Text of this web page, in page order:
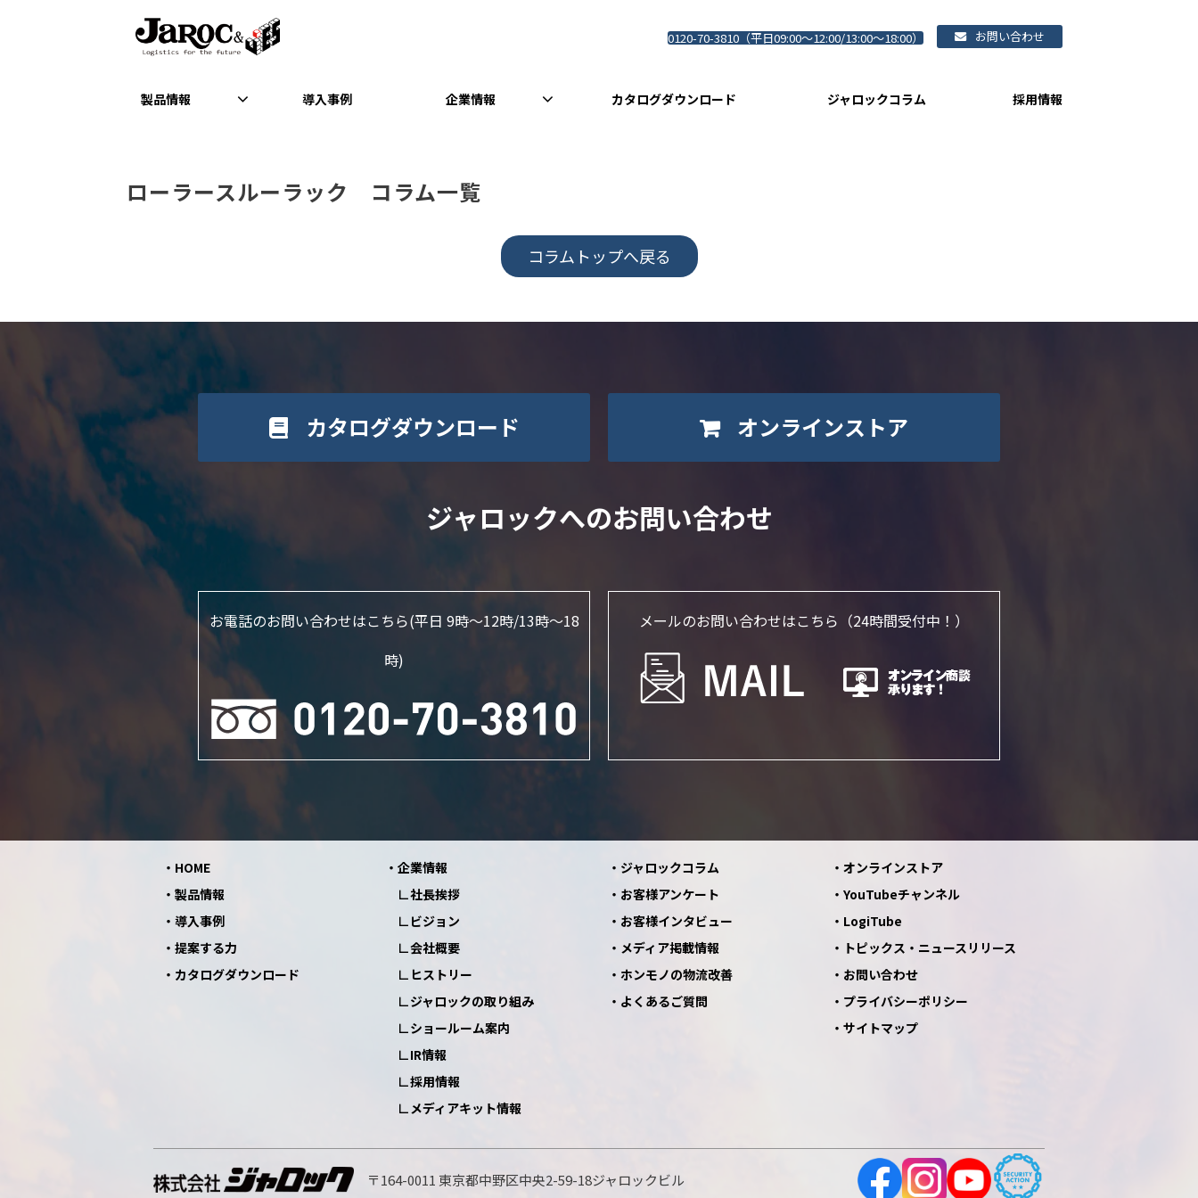
0120-70-3810（平日09:00～12:00/13:00～18:00） お問い合わせ
製品情報 導入事例 企業情報 カタログダウンロード ジャロックコラム 採用情報
ローラースルーラック　コラム一覧
コラムトップへ戻る
カタログダウンロード オンラインストア
ジャロックへのお問い合わせ
お電話のお問い合わせはこちら(平日 9時～12時/13時〜18
時)
メールのお問い合わせはこちら （24時間受付中！）
HOME
製品情報
導入事例
提案する力
カタログダウンロード
企業情報
社長挨拶
ビジョン
会社概要
ヒストリー
ジャロックの取り組み
ショールーム案内
IR情報
採用情報
メディアキット情報
ジャロックコラム
お客様アンケート
お客様インタビュー
メディア掲載情報
ホンモノの物流改善
よくあるご質問
オンラインストア
YouTubeチャンネル
LogiTube
トピックス・ニュースリリース
お問い合わせ
プライバシーポリシー
サイトマップ
〒164-0011 東京都中野区中央2-59-18ジャロックビル